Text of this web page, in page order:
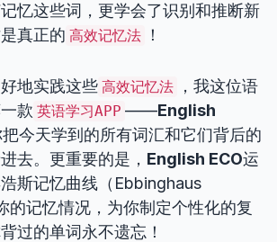
忆这些词，更学会了识别和推断新
真正的 高效记忆法 ！
地实践这些 高效记忆法
，我这位语
款 英语学习APP ——English
今天学到的所有词汇和它们背后的
去。更重要的是， English ECO运
斯记忆曲线（Ebbinghaus
的记忆情况，为你制定个性化的复
过的单词永不遗忘！